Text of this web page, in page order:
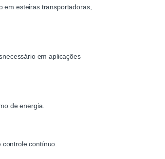
em esteiras transportadoras,
em aplicações
de energia.
contínuo.